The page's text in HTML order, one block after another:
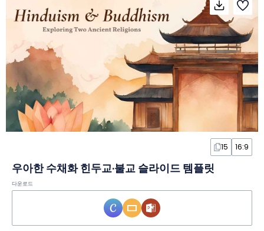
15 16:9
우아한 수채화 힌두교·불교 슬라이드 템플릿
다운로드